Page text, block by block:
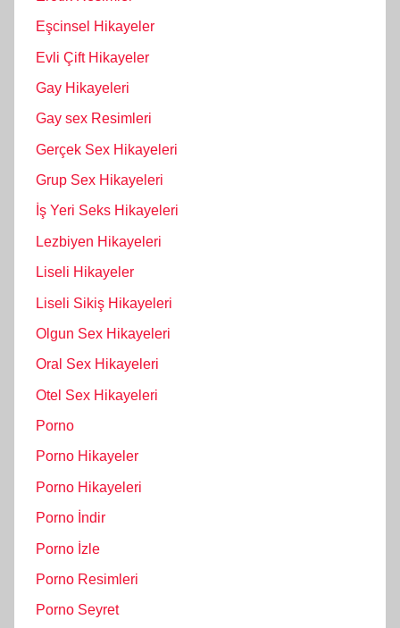
Eşcinsel Hikayeler
Evli Çift Hikayeler
Gay Hikayeleri
Gay sex Resimleri
Gerçek Sex Hikayeleri
Grup Sex Hikayeleri
İş Yeri Seks Hikayeleri
Lezbiyen Hikayeleri
Liseli Hikayeler
Liseli Sikiş Hikayeleri
Olgun Sex Hikayeleri
Oral Sex Hikayeleri
Otel Sex Hikayeleri
Porno
Porno Hikayeler
Porno Hikayeleri
Porno İndir
Porno İzle
Porno Resimleri
Porno Seyret